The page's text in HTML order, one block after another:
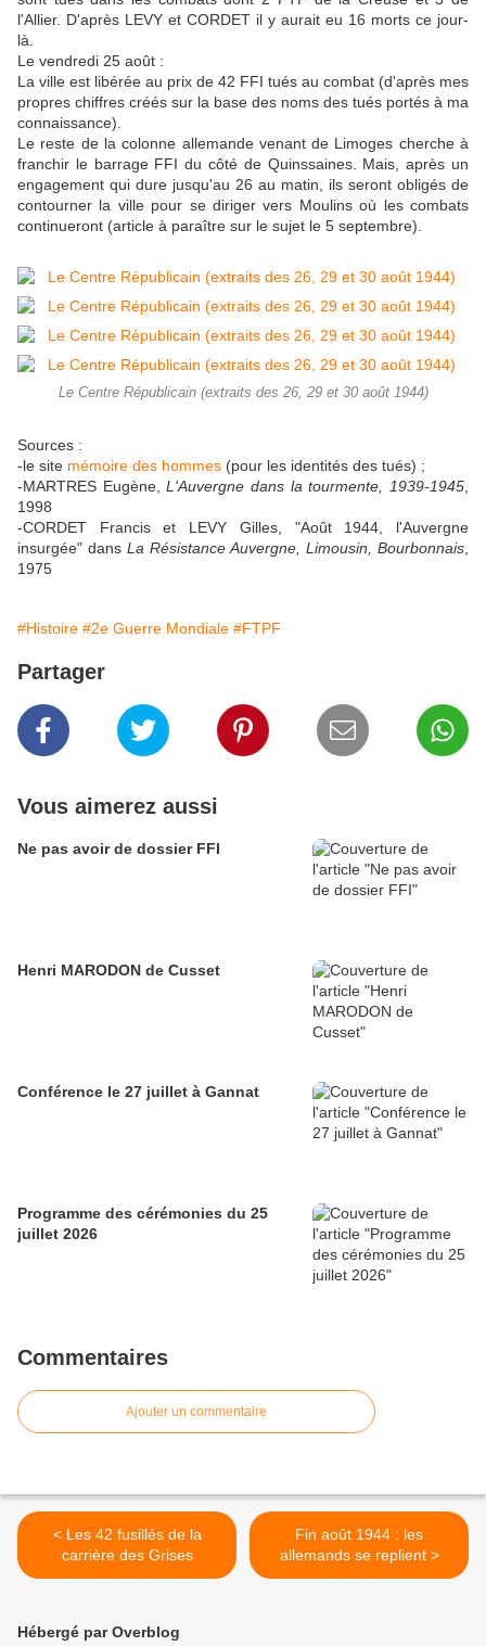
l'Allier. D'après LEVY et CORDET il y aurait eu 16 morts ce jour-
là.
Le vendredi 25 août :
La ville est libérée au prix de 42 FFI tués au combat (d'après mes
propres chiffres créés sur la base des noms des tués portés à ma
connaissance).
Le reste de la colonne allemande venant de Limoges cherche à
franchir le barrage FFI du côté de Quinssaines. Mais, après un
engagement qui dure jusqu'au 26 au matin, ils seront obligés de
contourner la ville pour se diriger vers Moulins où les combats
continueront (article à paraître sur le sujet le 5 septembre).
Le Centre Républicain (extraits des 26, 29 et 30 août 1944)
Sources :
-le site mémoire des hommes (pour les identités des tués) ;
-MARTRES Eugène,L'Auvergne dans la tourmente, 1939-1945
1998
-CORDET Francis et LEVY Gilles, "Août 1944, l'Auvergne
insurgée" dans La Résistance Auvergne, Limousin, Bourbonnais
1975
#Histoire #2e Guerre Mondiale #FTPF
Partager
Vous aimerez aussi
Ne pas avoir de dossier FFI
Henri MARODON de Cusset
Conférence le 27 juillet à Gannat
Programme des cérémonies du 25
juillet 2026
Commentaires
Ajouter un commentaire
< Les 42 fusillés de la
carrière des Grises
Fin août 1944 : les
allemands se replient >
Hébergé par Overblog